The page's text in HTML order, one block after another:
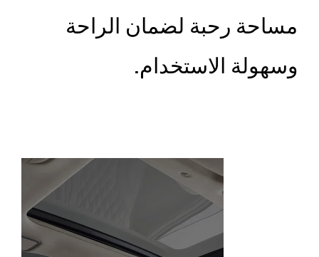
مساحة رحبة لضمان الراحة
وسهولة الاستخدام.